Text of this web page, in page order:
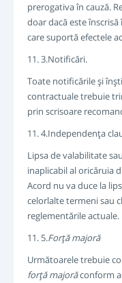
prerogativa în cauză.
doar dacă este
care suportă efectele
11. 3.Notificări.
Toate notificările şi
contractuale trebuie
prin scrisoare
11. 4.Independenţa
Lipsa de valabilitate
inaplicabil al oricăruia
Acord nu va duce la
celorlalte termeni sau
reglementările actuale.
11. 5.Forţă majoră
Următoarele trebuie
forţă majorăconform